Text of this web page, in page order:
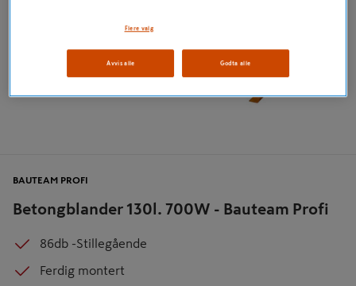
Betongblander 130l. 700W - Bauteam Profi
BAUTEAM PROFI
86db -Stillegående
Ferdig montert
Flere valg
Avvis alle Godta alle